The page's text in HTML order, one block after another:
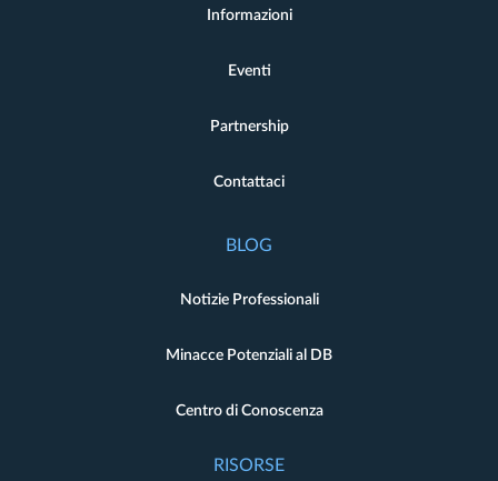
Informazioni
Eventi
Partnership
Contattaci
BLOG
Notizie Professionali
Minacce Potenziali al DB
Centro di Conoscenza
RISORSE